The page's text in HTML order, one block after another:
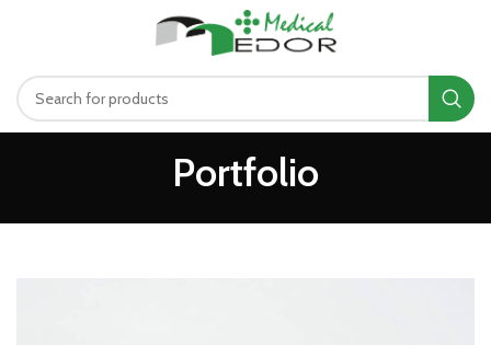
Portfolio